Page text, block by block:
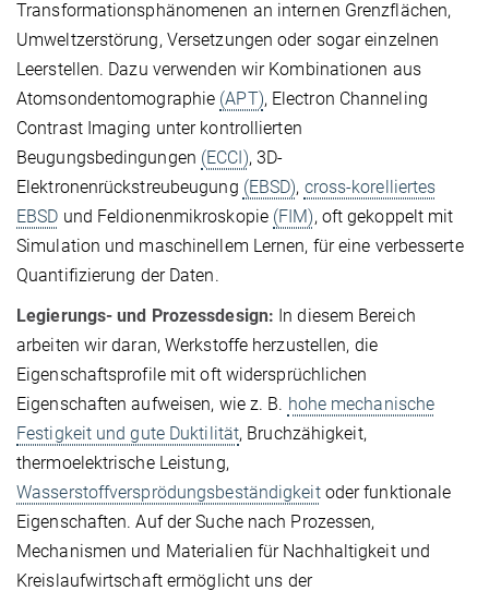
Transformationsphänomenen an internen Grenzflächen,
Umweltzerstörung, Versetzungen oder sogar einzelnen
Leerstellen. Dazu verwenden wir Kombinationen aus
Atomsondentomographie (APT), Electron Channeling
Contrast Imaging unter kontrollierten
Beugungsbedingungen (ECCI), 3D-
Elektronenrückstreubeugung (EBSD), cross-korelliertes
EBSD und Feldionenmikroskopie (FIM), oft gekoppelt mit
Simulation und maschinellem Lernen, für eine verbesserte
Quantifizierung der Daten.
Legierungs- und Prozessdesign: In diesem Bereich
arbeiten wir daran, Werkstoffe herzustellen, die
Eigenschaftsprofile mit oft widersprüchlichen
Eigenschaften aufweisen, wie z. B. hohe mechanische
Festigkeit und gute Duktilität, Bruchzähigkeit,
thermoelektrische Leistung,
Wasserstoffversprödungsbeständigkeitoder funktionale
Eigenschaften. Auf der Suche nach Prozessen,
Mechanismen und Materialien für Nachhaltigkeit und
Kreislaufwirtschaft ermöglicht uns der